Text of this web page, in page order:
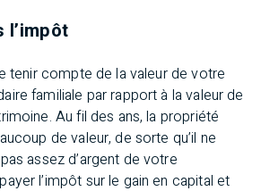
l’impôt
tenir compte de la valeur de votre
familiale par rapport à la valeur de
Au fil des ans, la propriété
de valeur, de sorte qu’il ne
assez d’argent de votre
l’impôt sur le gain en capital et